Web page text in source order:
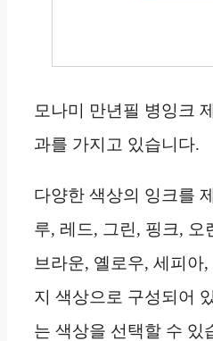
모나미 만년필 병잉크
과를 가지고 있습니다.
다양한 색상의 잉크를
루, 레드, 그린, 핑크, 오
브라운, 옐로우, 세피아
지 색상으로 구성되어
는 색상을 선택할 수 있